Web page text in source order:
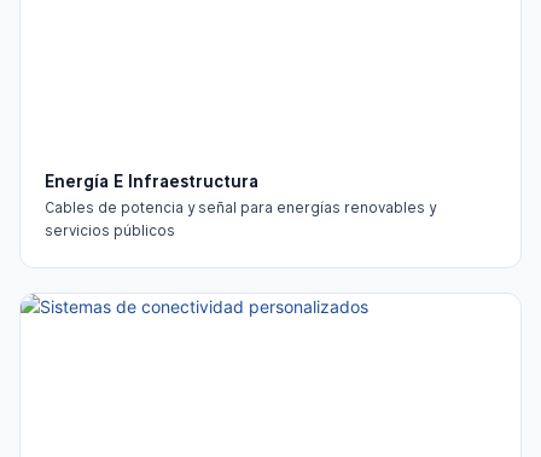
Energía E Infraestructura
Cables de potencia y señal para energías renovables y
servicios públicos